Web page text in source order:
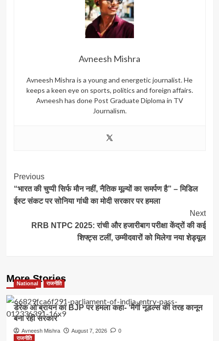
Avneesh Mishra
Avneesh Mishra is a young and energetic journalist. He
keeps a keen eye on sports, politics and foreign affairs.
Avneesh has done Post Graduate Diploma in TV
Journalism.
Post
Navigation
Previous
“भारत की चुप्पी सिर्फ मौन नहीं, नैतिक मूल्यों का समर्पण है” – मिडिल
ईस्ट संकट पर सोनिया गांधी का मोदी सरकार पर हमला
Next
RRB NTPC 2025: रांची और हजारीबाग परीक्षा केंद्रों की कई
शिफ्ट्स टलीं, उम्मीदवारों को मिलेगा नया शेड्यूल
More Stories
National राजनीति
डेरेक ओ’ब्रायन का BJP पर हमला कहा- ‘मैगी नूडल्स की तरह कानून
बना रही सरकार’
Avneesh Mishra August 7, 2026
0
राजनीति